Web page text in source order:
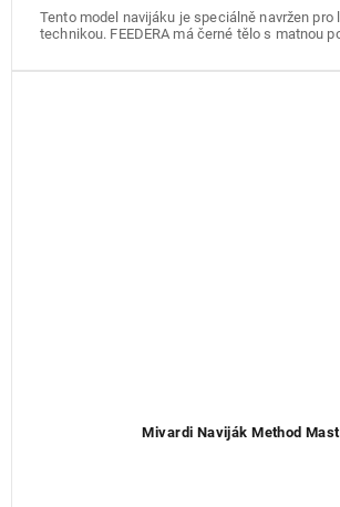
Tento model navijáku je speciálně navržen pro
technikou. FEEDERA má černé tělo s matnou
Mivardi Naviják Method